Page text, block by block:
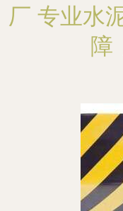
厂 专业水
障